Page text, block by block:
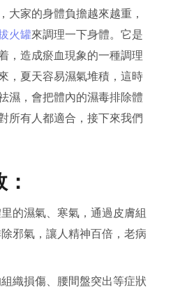
大家的身體負擔越來越重，
火罐來調理一下身體。它是
，造成瘀血現象的一種調理
，夏天容易濕氣堆積，這時
濕，會把體內的濕毒排除體
所有人都適合，接下來我們
的濕氣、寒氣，通過皮膚組
邪氣，讓人精神百倍，老病
織損傷、腰間盤突出等症狀